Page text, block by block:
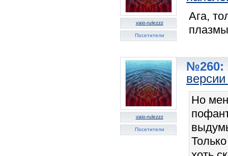
vaio-rulezzz
Посетители
Ага,
vaio-rulezzz
Посетители
№260:
Но